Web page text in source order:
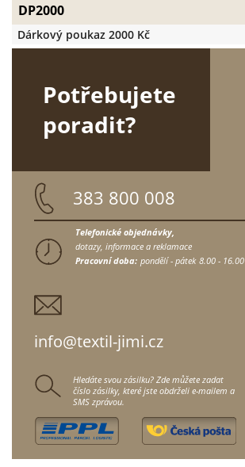
DP2000
Dárkový poukaz 2000 Kč
Potřebujete
poradit?
383 800 008
Telefonické objednávky,
dotazy, informace a reklamace
Pracovní doba: pondělí - pátek 8.00 - 16.00
info@textil-jimi.cz
Hledáte svou zásilku? Zde můžete zadat
číslo zásilky, které jste obdrželi e-mailem a
SMS zprávou.